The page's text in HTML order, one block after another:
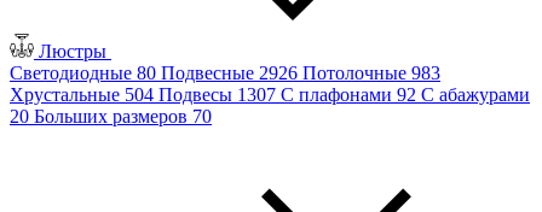
Люстры
Светодиодные 80 Подвесные 2926 Потолочные 983
Хрустальные 504 Подвесы 1307 С плафонами 92 С абажурами
20 Больших размеров 70